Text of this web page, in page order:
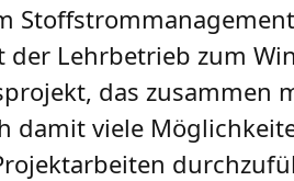
Lehrbetrieb zum
das zusammen
damit viele